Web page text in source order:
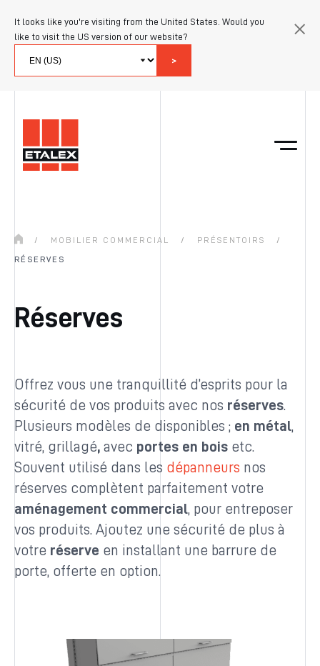
It looks like you're visiting from the United States. Would you
like to visit the US version of our website?
>
/ MOBILIER COMMERCIAL / PRÉSENTOIRS /
RÉSERVES
Réserves
Offrez vous une tranquillité d’esprits pour la
sécurité de vos produits avec nos réserves.
Plusieurs modèles de disponibles ; en métal,
vitré, grillagé, avec portes en bois etc.
Souvent utilisé dans les dépanneurs nos
réserves complètent parfaitement votre
aménagement commercial, pour entreposer
vos produits. Ajoutez une sécurité de plus à
votre réserve en installant une barrure de
porte, offerte en option.